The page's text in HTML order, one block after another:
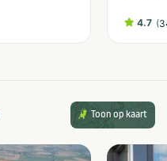
4.7 (
Toon op kaart